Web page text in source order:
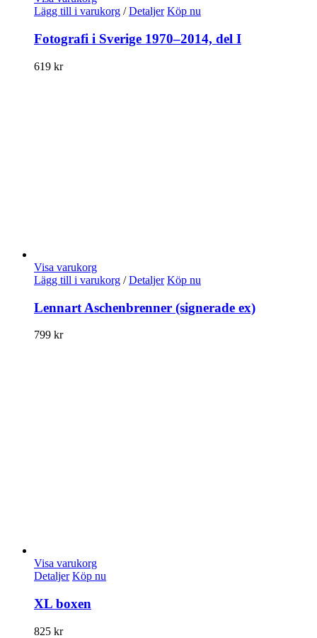
Lägg till i varukorg / Detaljer Köp nu
Fotografi i Sverige 1970–2014, del I
619 kr
Visa varukorg
Lägg till i varukorg / Detaljer Köp nu
Lennart Aschenbrenner (signerade ex)
799 kr
Visa varukorg
Detaljer Köp nu
XL boxen
825 kr